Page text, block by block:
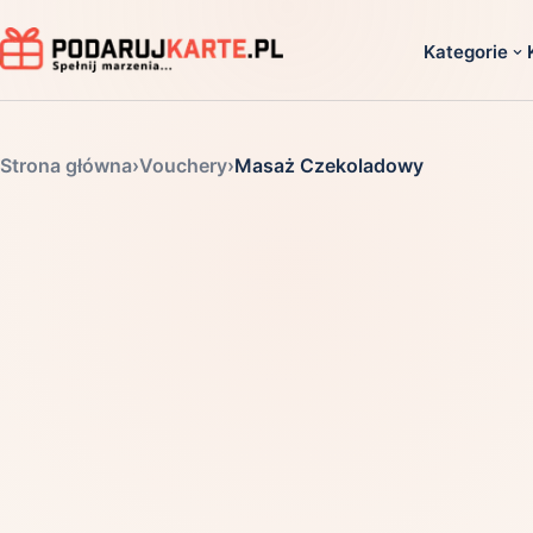
Kategorie
Strona główna›Vouchery›Masaż Czekoladowy